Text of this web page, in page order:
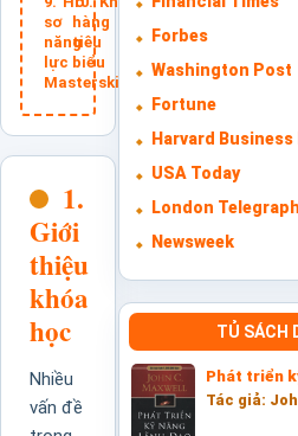
sơ
năng
lực
Masterskills
hàng
tiêu
biểu
1.
Giới
thiệu
khóa
học
Nhiều
vấn đề
Forbes
Washington Post
Fortune
Harvard Business
USA Today
London Telegraph
Newsweek
TỦ SÁCH
Phát triển
Tác giả: